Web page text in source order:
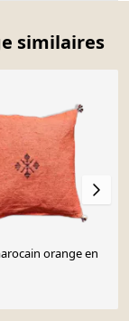
similaires
orange en